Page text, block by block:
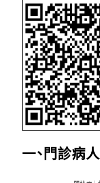
一、門診病